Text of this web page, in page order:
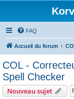
FAQ
Accueil du forum
COL -
Spell Checker
Nouveau sujet